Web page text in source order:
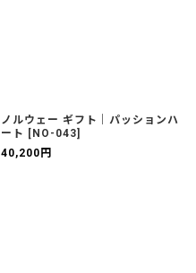
ノルウェー ギフト｜パッションハ
ート
[ NO-043]
40,200 円